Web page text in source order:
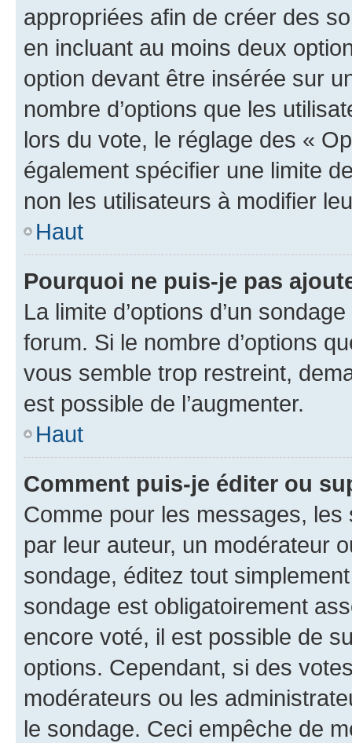
appropriées afin de créer des
en incluant au moins deux
option devant être insérée sur
nombre d’options que les
lors du vote, le réglage des «
également spécifier une limite
non les utilisateurs à modifier
Haut
Pourquoi ne puis-je pas
La limite d’options d’un
forum. Si le nombre d’options
vous semble trop restreint,
est possible de l’augmenter.
Haut
Comment puis-je éditer ou
Comme pour les messages,
par leur auteur, un modérateur
sondage, éditez tout
sondage est obligatoirement
encore voté, il est possible de
options. Cependant, si des
modérateurs ou les
le sondage. Ceci empêche de